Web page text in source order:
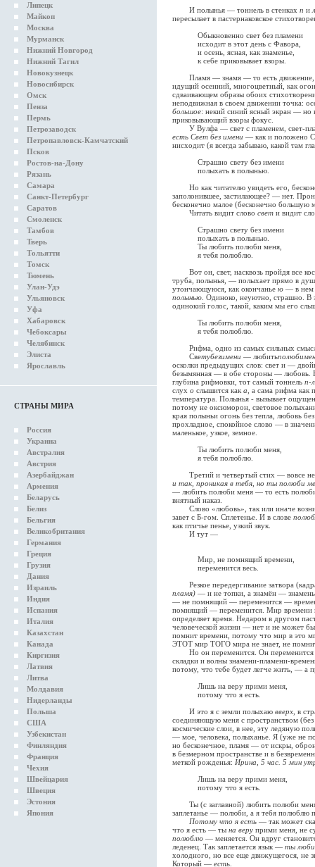
Липецк
Майкоп
Москва
Мурманск
Нижний Новгород
Нижний Тагил
Новокузнецк
Новосибирск
Омск
Пенза
Пермь
Петрозаводск
Петропавловск-Камчатский
Псков
Ростов-на-Дону
Рязань
Самара
Санкт-Петербург
Саратов
Смоленск
Тамбов
Тверь
Тольятти
Томск
Тюмень
Улан-Удэ
Ульяновск
Уфа
Хабаровск
Чебоксары
Челябинск
Элиста
Ярославль
СТРАНЫ МИРА
Россия
Украина
Австралия
Австрия
Азербайджан
Армения
Беларусь
Белиз
Бельгия
Великобритания
Германия
Греция
Грузия
Дания
Израиль
Индия
Испания
Италия
Казахстан
Канада
Киргизия
Латвия
Литва
Молдавия
Нидерланды
Польша
США
Узбекистан
Финляндия
Франция
Чехия
Швейцария
Швеция
Эстония
Япония
И полынья — тоннель в стенках п и л
пересылает в пастернаковское
Обыкновенно свет без пламени
исходит в этот день с Фавора,
и осень, ясная, как знаменье,
к себе приковывает взоры.
Пламя — знамя — то есть
идущий осенний, многоцветный, как
сдваивающем образы обоих
неподвижная в своем движении точка:
большое: некий синий ясный экран —
приковывающий взоры фокус.
У Вулфа — свет с пламенем, свет-
есть Свет без имени — как и положено
нисходит (я всегда забываю, какой там
Страшно свету без имени
полыхать в полынью.
Но как читателю увидеть его,
заполонившее, застилающее? — нет.
бесконечно малое (бесконечно большую
Читать видит слово свет и видит
Страшно свету без имени
полыхать в полынью.
Ты любить полюби меня,
я тебя полюблю.
Вот он, свет, насквозь пройдя все
труба, полынья, — полыхает прямо в
утончающуюся, как окончанье ю — в нем
полынью . Одиноко, неуютно, страшно.
одинокий голос, такой, каким мы его
Ты любить полюби меня,
я тебя полюблю.
Рифма, одно из самых сильных
Светубезимени — любить
осколки предыдущих слов: свет и —
безымянная — в обе стороны — любовь.
глубина рифмовки, тот самый тоннель п-л
слух о слышится как а , а сама рифма
температура. Полынья - вызывает
потому не оксюморон, световое
края полыньи огонь без тепла, любовь
прохладное, спокойное слово — в
маленькое, узкое, земное.
Ты любить полюби меня,
я тебя полюблю.
Третий и четвертый стих — вовсе не
и так, проникая в тебя, но ты полюби
— любить полюби меня — то есть полюби
внятный наказ.
Слово «любовь», так или иначе
завет с Б-гом. Сплетенье. И в слове
как птичье пенье, узкий звук.
И тут —
Мир, не помнящий времени,
переменится весь.
Резкое передергивание затвора
пламя) — и не топки, а знамён —
— не помнящий — переменится —
помнящий — переменится. Мир времени
определяет время. Недаром в другом
человеческой жизни — нет и не может
помнит времени, потому что мир в это
ЭТОТ мир ТОГО мира не знает, не
Но он переменится. Он переменится
складки и волны знамени-пламени-
потому, что тебе будет легче жить, — а
Лишь на веру прими меня,
потому что я есть.
И это я с земли полыхаю вверх , в
соединяющую меня с пространством
космические слои, в нее, эту ледяную
— мое, человека, полыханье. Я (уже не
но бесконечное, пламя — от искры,
в безмерном пространстве и в
меткой рожденья: Ирина, 5 час. 5 мин
Лишь на веру прими меня,
потому что я есть.
Ты (с заглавной) любить полюби меня
заплетанье — полюби, а я тебя полюблю
Потому что я есть — так может
что я есть — ты на веру прими меня, не
полюблю — меняется. Он вдруг
леденец. Так заплетается язык — ты
холодного, но все еще движущегося, не
Который — есть